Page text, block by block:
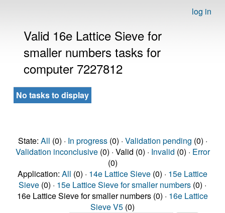
log in
Valid 16e Lattice Sieve for
smaller numbers tasks for
computer 7227812
No tasks to display
State: All (0) · In progress(0) · Validation pending (0) ·
Validation inconclusive(0) · Valid (0) · Invalid (0) · Error
(0)
Application: All (0) · 14e Lattice Sieve (0) · 15e Lattice
Sieve (0) · 15e Lattice Sieve for smaller numbers (0) ·
16e Lattice Sieve for smaller numbers (0) · 16e Lattice
Sieve V5 (0)